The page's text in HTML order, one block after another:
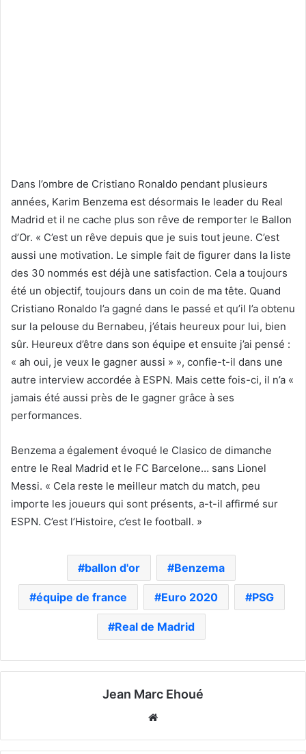
Dans l’ombre de Cristiano Ronaldo pendant plusieurs
années, Karim Benzema est désormais le leader du Real
Madrid et il ne cache plus son rêve de remporter le Ballon
d’Or. « C’est un rêve depuis que je suis tout jeune. C’est
aussi une motivation. Le simple fait de figurer dans la liste
des 30 nommés est déjà une satisfaction. Cela a toujours
été un objectif, toujours dans un coin de ma tête. Quand
Cristiano Ronaldo l’a gagné dans le passé et qu’il l’a obtenu
sur la pelouse du Bernabeu, j’étais heureux pour lui, bien
sûr. Heureux d’être dans son équipe et ensuite j’ai pensé :
« ah oui, je veux le gagner aussi » », confie-t-il dans une
autre interview accordée à ESPN. Mais cette fois-ci, il n’a «
jamais été aussi près de le gagner grâce à ses
performances.
Benzema a également évoqué le Clasico de dimanche
entre le Real Madrid et le FC Barcelone… sans Lionel
Messi. « Cela reste le meilleur match du match, peu
importe les joueurs qui sont présents, a-t-il affirmé sur
ESPN. C’est l’Histoire, c’est le football. »
ballon d'or Benzema
équipe de france Euro 2020 PSG
Real de Madrid
Jean Marc Ehoué